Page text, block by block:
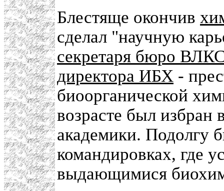
Блестяще окончив
сделал "научную
секретаря бюро
директора ИБХ -
биоорганической
возрасте был
академики. Подолгу
командировках, где
выдающимися